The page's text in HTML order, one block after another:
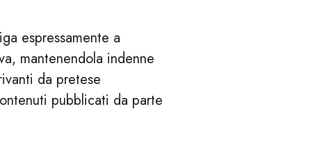
espressamente a
mantenendola indenne
da pretese
pubblicati da parte